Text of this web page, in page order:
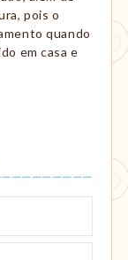
pois o
quando
em casa e